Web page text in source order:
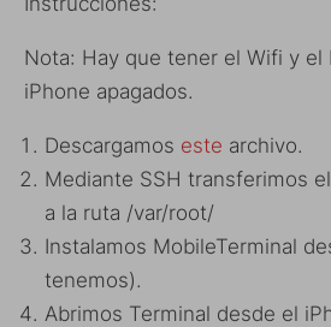
Nota: Hay que tener el Wifi y el
iPhone apagados.
Descargamos este archivo.
Mediante SSH transferimos
a la ruta /var/root/
Instalamos MobileTerminal
tenemos).
Abrimos Terminal desde el